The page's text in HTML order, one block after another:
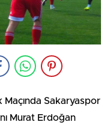
Maçında Sakaryaspor
Murat Erdoğan